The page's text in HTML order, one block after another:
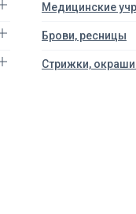
Медицинские
Брови, ресницы
Стрижки,